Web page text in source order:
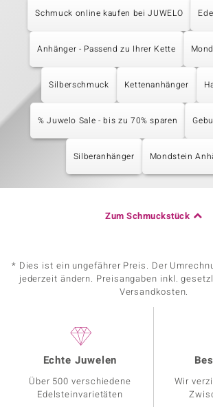
Schmuck online kaufen bei JUWELO
Anhänger - Passend zu Ihrer Kette
Silberschmuck Kettenanhänger
% Juwelo Sale - bis zu 70% sparen
Silberanhänger Mondstein
Zum Schmuckstück
* Dies ist ein ungefährer Preis. Der
jederzeit ändern. Preisangaben inkl.
Versandkosten.
Echte Juwelen
Über 500 verschiedene
Edelsteinvarietäten
Wir